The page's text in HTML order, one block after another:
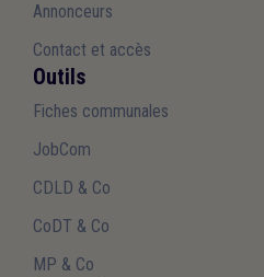
Annonceurs
Contact et accès
Outils
Fiches communales
JobCom
CDLD & Co
CoDT & Co
MP & Co